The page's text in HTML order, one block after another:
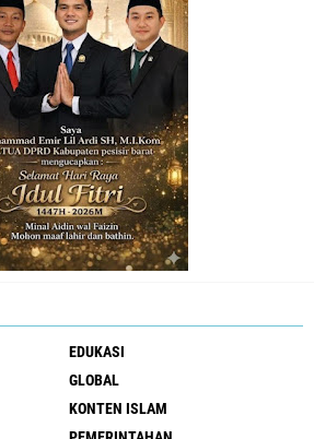
EDUKASI
GLOBAL
KONTEN ISLAM